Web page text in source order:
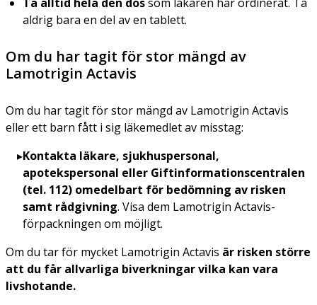
aldrig bara en del av en tablett.
Om du har tagit för stor mängd av
Lamotrigin Actavis
Om du har tagit för stor mängd av Lamotrigin Actavis
eller ett barn fått i sig läkemedlet av misstag:
Kontakta läkare, sjukhuspersonal,
apotekspersonal eller Giftinformationscentralen
(tel. 112) omedelbart för bedömning av risken
samt rådgivning. Visa dem Lamotrigin Actavis-
förpackningen om möjligt.
Om du tar för mycket Lamotrigin Actavis är risken större
att du får allvarliga biverkningar vilka kan vara
livshotande.